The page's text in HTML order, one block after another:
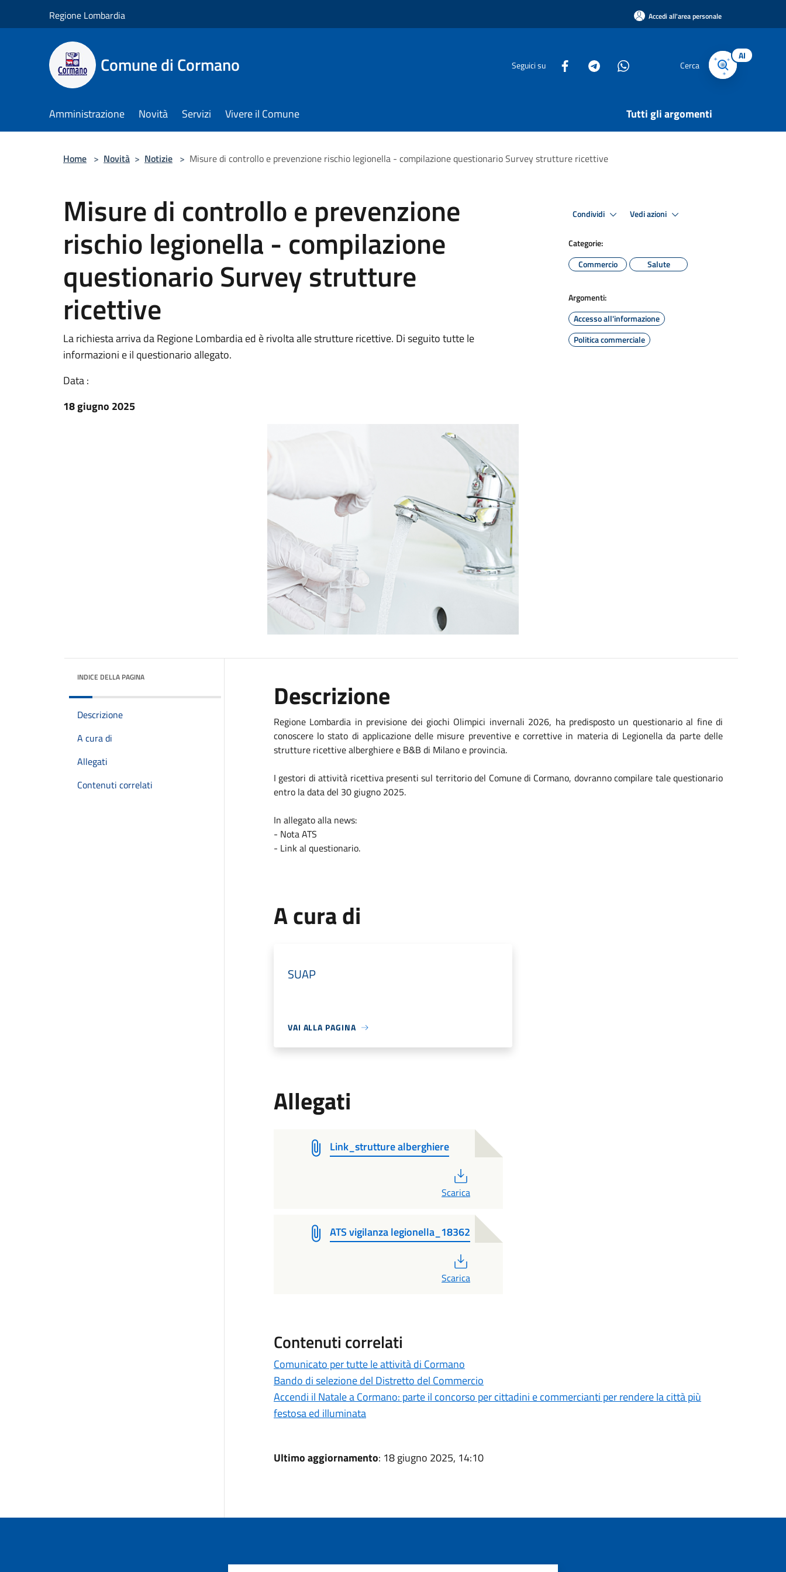
Regione Lombardia Accedi all'area personale
Comune di Cormano Seguici su Cerca
AI
Amministrazione Novità Servizi Vivere il Comune Tutti gli argomenti
Home > Novità > Notizie > Misure di controllo e prevenzione rischio legionella - compilazione questionario Survey strutture ricettive
Misure di controllo e prevenzione
rischio legionella - compilazione
questionario Survey strutture
ricettive
La richiesta arriva da Regione Lombardia ed è rivolta alle strutture ricettive. Di seguito tutte le
informazioni e il questionario allegato.
Data :
18 giugno 2025
Condividi Vedi azioni
Categorie:
Commercio
Salute
Argomenti:
Accesso all'informazione
Politica commerciale
INDICE DELLA PAGINA
Descrizione
A cura di
Allegati
Contenuti correlati
Descrizione
Regione Lombardia in previsione dei giochi Olimpici invernali 2026, ha predisposto un questionario al fine di
conoscere lo stato di applicazione delle misure preventive e correttive in materia di Legionella da parte delle
strutture ricettive alberghiere e B&B di Milano e provincia.
I gestori di attività ricettiva presenti sul territorio del Comune di Cormano, dovranno compilare tale questionario
entro la data del 30 giugno 2025.
In allegato alla news:
- Nota ATS
- Link al questionario.
A cura di
SUAP
VAI ALLA PAGINA
Allegati
Link_strutture alberghiere
Scarica
ATS vigilanza legionella_18362
Scarica
Contenuti correlati
Comunicato per tutte le attività di Cormano
Bando di selezione del Distretto del Commercio
Accendi il Natale a Cormano: parte il concorso per cittadini e commercianti per rendere la città più
festosa ed illuminata
Ultimo aggiornamento: 18 giugno 2025, 14:10